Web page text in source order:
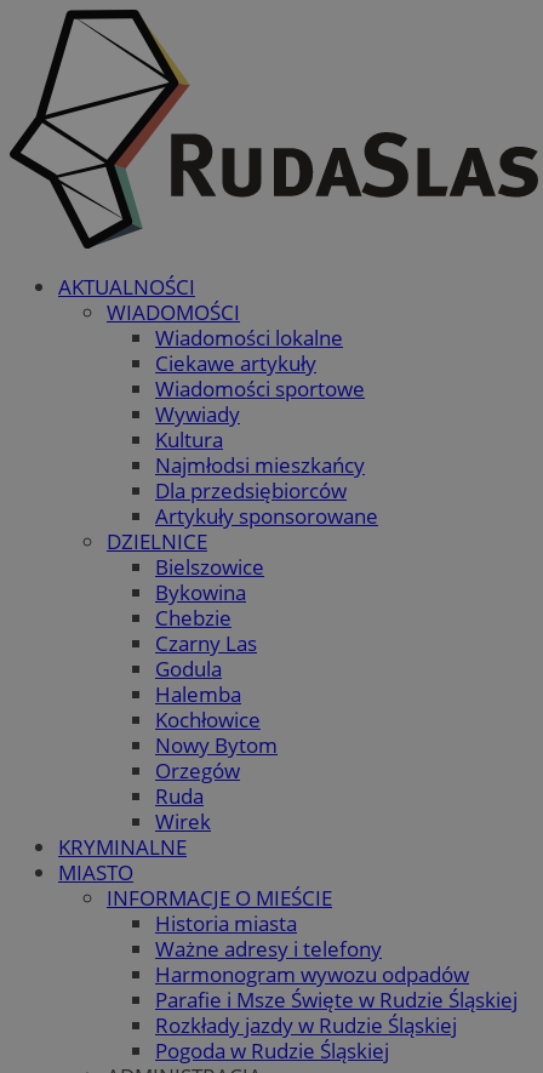
AKTUALNOŚCI
WIADOMOŚCI
Wiadomości lokalne
Ciekawe artykuły
Wiadomości sportowe
Wywiady
Kultura
Najmłodsi mieszkańcy
Dla przedsiębiorców
Artykuły sponsorowane
DZIELNICE
Bielszowice
Bykowina
Chebzie
Czarny Las
Godula
Halemba
Kochłowice
Nowy Bytom
Orzegów
Ruda
Wirek
KRYMINALNE
MIASTO
INFORMACJE O MIEŚCIE
Historia miasta
Ważne adresy i telefony
Harmonogram wywozu odpadów
Parafie i Msze Święte w Rudzie Śląskiej
Rozkłady jazdy w Rudzie Śląskiej
Pogoda w Rudzie Śląskiej